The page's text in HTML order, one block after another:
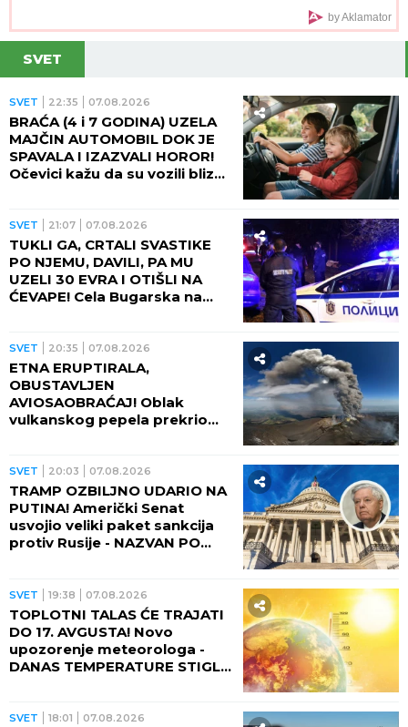
by Aklamator
SVET
SVET 22:35 07.08.2026
BRAĆA (4 i 7 GODINA) UZELA
MAJČIN AUTOMOBIL DOK JE
SPAVALA I IZAZVALI HOROR!
Očevici kažu da su vozili blizu
SVET 21:07 07.08.2026
TUKLI GA, CRTALI SVASTIKE
PO NJEMU, DAVILI, PA MU
UZELI 30 EVRA I OTIŠLI NA
ĆEVAPE! Cela Bugarska na
MALOLETNIKA, UVUKLI GA U
JEZIVU ZAMKU!
SVET 20:35 07.08.2026
ETNA ERUPTIRALA,
OBUSTAVLJEN
AVIOSAOBRAĆAJ! Oblak
vulkanskog pepela prekrio
SVET 20:03 07.08.2026
TRAMP OZBILJNO UDARIO NA
PUTINA! Američki Senat
usvojio veliki paket sankcija
protiv Rusije - NAZVAN PO
SVET 19:38 07.08.2026
TOPLOTNI TALAS ĆE TRAJATI
DO 17. AVGUSTA! Novo
upozorenje meteorologa -
DANAS TEMPERATURE STIGLE
SVET 18:01 07.08.2026